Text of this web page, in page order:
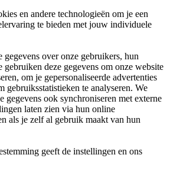
en andere technologieën om je een
te bieden met jouw individuele
over onze gebruikers, hun
gebruiken deze gegevens om onze website
om je gepersonaliseerde advertenties
gebruiksstatistieken te analyseren. We
gegevens ook synchroniseren met externe
laten zien via hun online
als je zelf al gebruik maakt van hun
geeft de instellingen en ons